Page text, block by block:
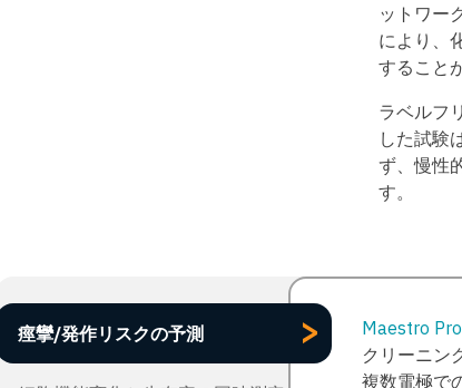
ットワー
により、
すること
ラベルフ
した試験
ず、慢性
す。
痙攣/発作リスクの予測 > Maestro Pro
クリーニン
複数電極で